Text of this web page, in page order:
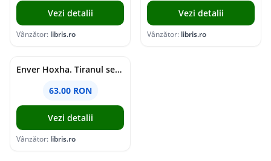
Vezi detalii
Vânzător: libris.ro
Vezi detalii
Vânzător: libris.ro
Enver Hoxha. Tiranul secolului al XX-lea - Rober C. Austin, Artan R. Hoxha
63.00 RON
Vezi detalii
Vânzător: libris.ro